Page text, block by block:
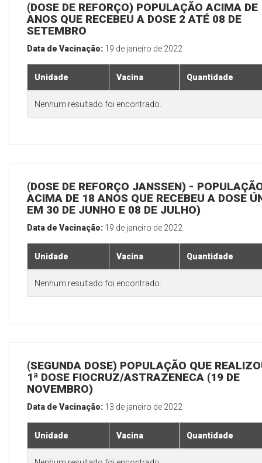
(DOSE DE REFORÇO) POPULAÇÃO ACIMA DE
ANOS QUE RECEBEU A DOSE 2 ATÉ 08 DE
SETEMBRO
Data de Vacinação: 19 de janeiro de 2022
Unidade Vacina Quantidade
Nenhum resultado foi encontrado.
(DOSE DE REFORÇO JANSSEN) -
ACIMA DE 18 ANOS QUE RECEBEU A DOSE
EM 30 DE JUNHO E 08 DE JULHO)
Data de Vacinação: 19 de janeiro de 2022
Unidade Vacina Quantidade
Nenhum resultado foi encontrado.
(SEGUNDA DOSE) POPULAÇÃO QUE
1ª DOSE FIOCRUZ/ASTRAZENECA (19 DE
NOVEMBRO)
Data de Vacinação: 13 de janeiro de 2022
Unidade Vacina Quantidade